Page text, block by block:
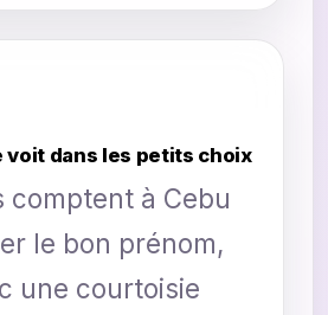
voit dans les petits choix
comptent à Cebu
le bon prénom,
une courtoisie